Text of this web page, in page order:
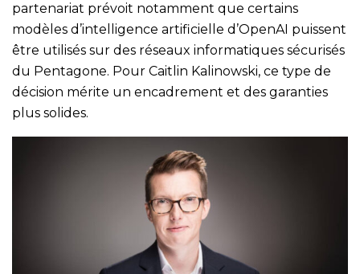
partenariat prévoit notamment que certains
modèles d’intelligence artificielle d’OpenAI puissent
être utilisés sur des réseaux informatiques sécurisés
du Pentagone. Pour Caitlin Kalinowski, ce type de
décision mérite un encadrement et des garanties
plus solides.